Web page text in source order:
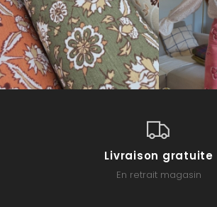
Livraison gratuite
En retrait magasin